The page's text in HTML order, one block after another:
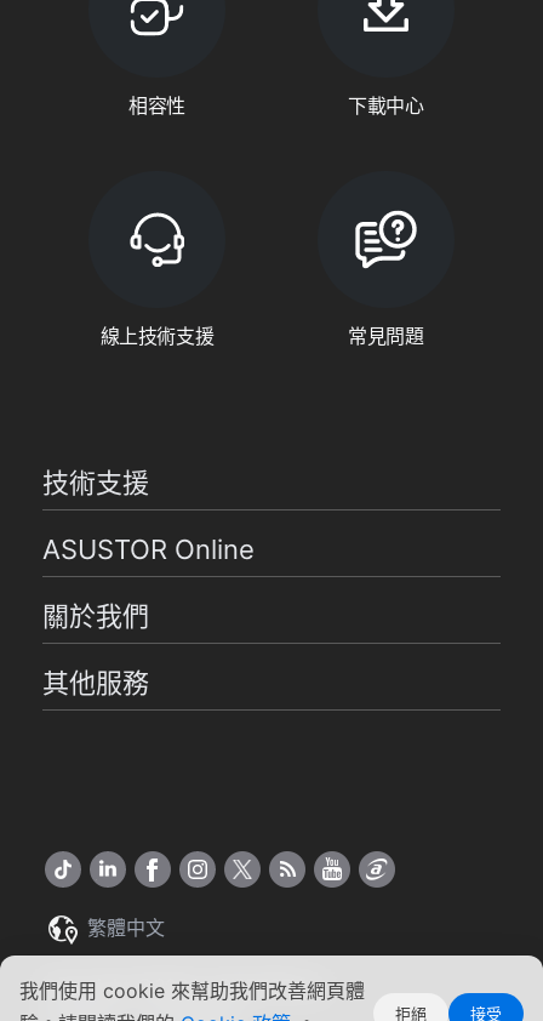
我們使用 cookie 來幫助我們改善網頁體
拒絕 接受
相容性 下載中心
線上技術支援 常見問題
技術支援
ASUSTOR Online
關於我們
其他服務
繁體中文
Copyright ©2026 ASUSTOR Inc.